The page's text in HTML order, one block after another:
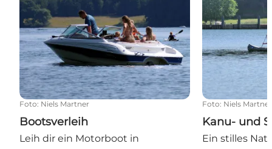
Foto: Niels Martner
Bootsverleih
Leih dir ein Motorboot in
Foto: Niels Martner
Kanu- und
Ein stilles